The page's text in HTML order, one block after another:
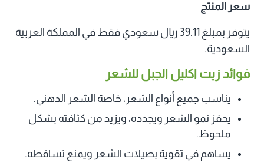
سعر المنتج
يتوفر بمبلغ 39.11 ريال سعودي فقط في المملكة العربية
السعودية.
فوائد زيت اكليل الجبل للشعر
يناسب جميع أنواع الشعر، خاصة الشعر الدهني.
يحفز نمو الشعر ويجدده، ويزيد من كثافته بشكل
ملحوظ.
يساهم في تقوية بصيلات الشعر ويمنع تساقطه.